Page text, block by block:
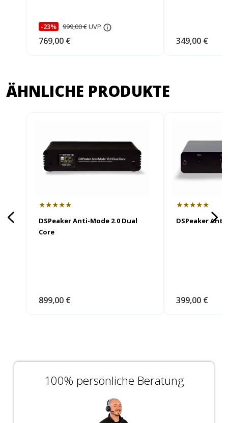
-23% 999,00 €UVP
769,00 € 349,00 €
ÄHNLICHE PRODUKTE
★★★★★
DSPeaker Anti-Mode 2.0 Dual
Core
899,00 €
★★★★★
DSPeaker
399,00 €
100% persönliche Beratung